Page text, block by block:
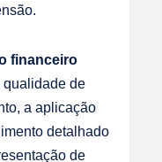
financeiro
qualidade de
a aplicação
detalhado
de